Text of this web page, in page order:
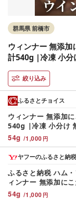
群馬県 前橋市
ウィンナー 無添
計540g |冷凍 小分
子ども 粗挽き ビ
キャンプ 贈答
絞り込み
54g /1,000 円
ふるさとチョイス
ウィンナー 無添加
540g |冷凍 小分け
粗挽き ビール 食べ
答 BBQ 焼肉 子ど
54g /1,000 円
ヤフーのふるさと納税
ふるさと納税 ハム
ィンナー 無添加に
540g |冷凍 小分け